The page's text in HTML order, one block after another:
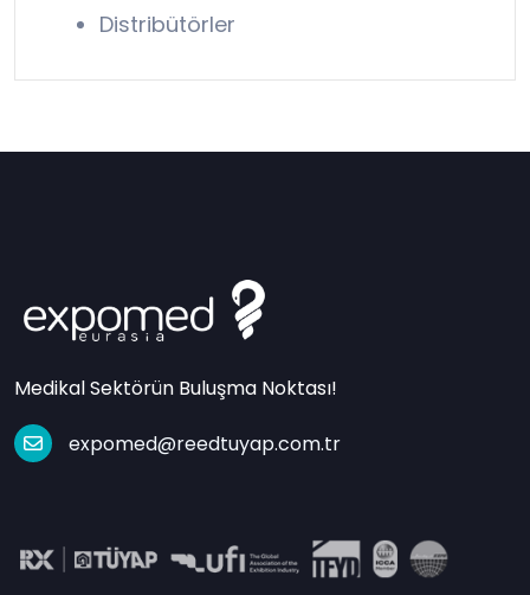
Distribütörler
Medikal Sektörün Buluşma Noktası!
expomed@reedtuyap.com.tr